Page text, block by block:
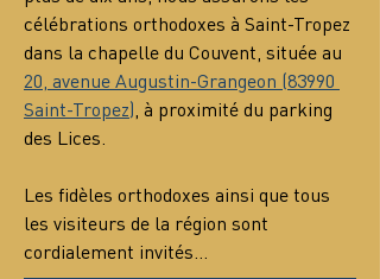
célébrations orthodoxes à Saint-Tropez
dans la chapelle du Couvent, située au
20, avenue Augustin-Grangeon (83990
Saint-Tropez), à proximité du parking
des Lices.
Les fidèles orthodoxes ainsi que tous
les visiteurs de la région sont
cordialement invités…